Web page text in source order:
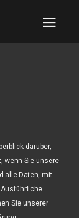
darüber,
wenn Sie unsere
alle Daten, mit
Sie unserer